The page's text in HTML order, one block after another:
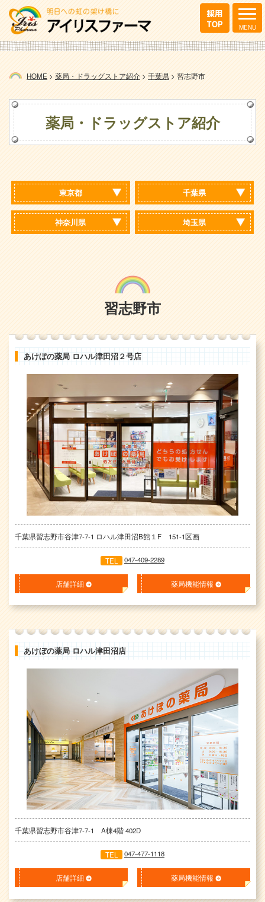
HOME > 薬局・ドラッグストア紹介 > 千葉県 > 習志野市
薬局・ドラッグストア紹介
東京都 千葉県
神奈川県 埼玉県
習志野市
あけぼの薬局 ロハル津田沼２号店
千葉県習志野市谷津7-7-1 ロハル津田沼B館１F 151-1区画
TEL 047-409-2289
店舗詳細 薬局機能情報
あけぼの薬局 ロハル津田沼店
千葉県習志野市谷津7-7-1 A棟4階 402D
TEL 047-477-1118
店舗詳細 薬局機能情報